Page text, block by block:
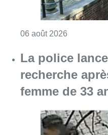
06 août 2026
La police
recherche
femme de 33